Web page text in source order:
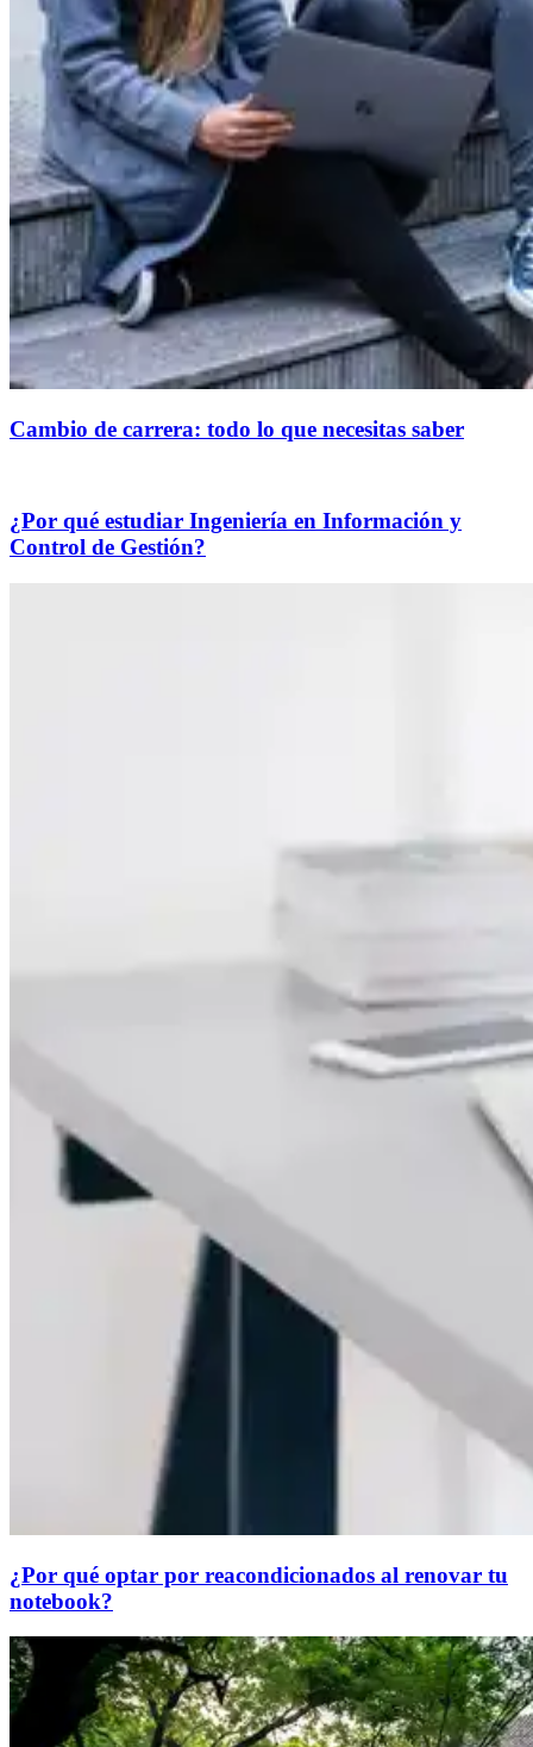
Cambio de carrera: todo lo que necesitas saber
¿Por qué estudiar Ingeniería en Información y
Control de Gestión?
¿Por qué optar por reacondicionados al renovar tu
notebook?